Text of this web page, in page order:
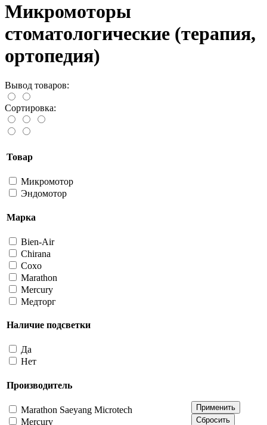
Микромоторы
стоматологические (терапия,
ортопедия)
Вывод товаров:
Сортировка:
Товар
Микромотор
Эндомотор
Марка
Bien-Air
Chirana
Coxo
Marathon
Mercury
Медторг
Наличие подсветки
Да
Нет
Производитель
Marathon Saeyang Microtech
Mercury